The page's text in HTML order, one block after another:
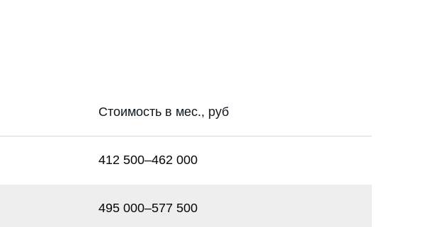
Стоимость в мес., руб
412 500–462 000
495 000–577 500